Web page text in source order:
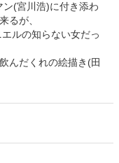
(宮川浩)に付き添わ
るが、
ルの知らない女だっ
んだくれの絵描き(田